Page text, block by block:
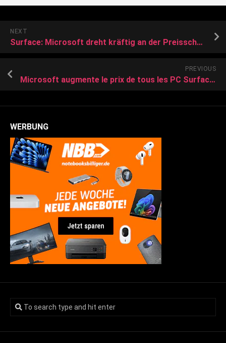
NEXT
Surface: Microsoft dreht kräftig an der Preisschraube
PREVIOUS
Microsoft augmente le prix de tous les PC Surface et ça fait mal au portefeuille
WERBUNG